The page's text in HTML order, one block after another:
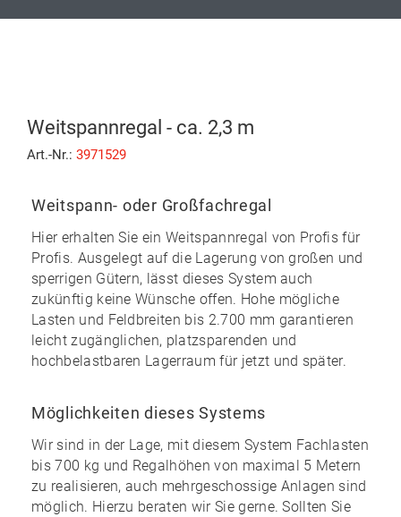
Weitspannregal - ca. 2,3 m
Art.-Nr.: 3971529
Weitspann- oder Großfachregal
Hier erhalten Sie ein Weitspannregal von Profis für
Profis. Ausgelegt auf die Lagerung von großen und
sperrigen Gütern, lässt dieses System auch
zukünftig keine Wünsche offen. Hohe mögliche
Lasten und Feldbreiten bis 2.700 mm garantieren
leicht zugänglichen, platzsparenden und
hochbelastbaren Lagerraum für jetzt und später.
Möglichkeiten dieses Systems
Wir sind in der Lage, mit diesem System Fachlasten
bis 700 kg und Regalhöhen von maximal 5 Metern
zu realisieren, auch mehrgeschossige Anlagen sind
möglich. Hierzu beraten wir Sie gerne. Sollten Sie